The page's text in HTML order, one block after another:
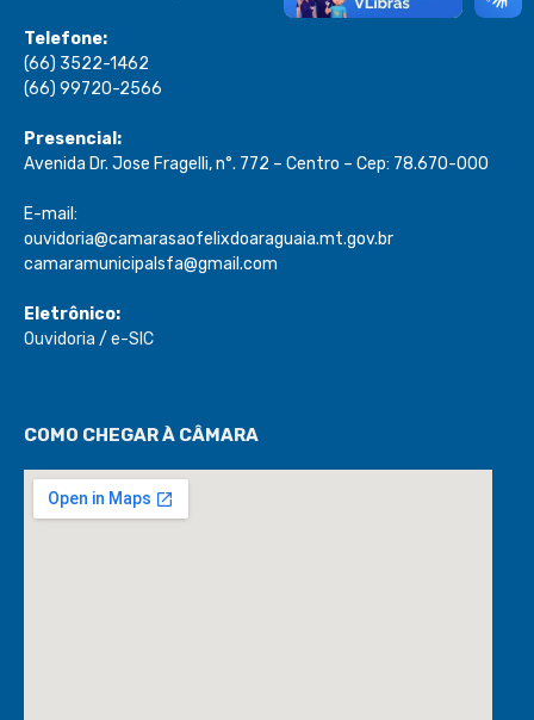
Telefone:
(66) 3522-1462
(66) 99720-2566
Presencial:
Avenida Dr. Jose Fragelli, n°. 772 – Centro – Cep: 78.670-000
E-mail:
ouvidoria@camarasaofelixdoaraguaia.mt.gov.br
camaramunicipalsfa@gmail.com
Eletrônico:
Ouvidoria / e-SIC
COMO CHEGAR À CÂMARA